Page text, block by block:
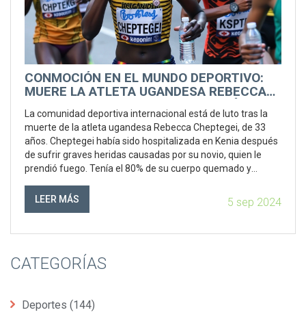
CONMOCIÓN EN EL MUNDO DEPORTIVO:
MUERE LA ATLETA UGANDESA REBECCA
La comunidad deportiva internacional está de luto tras la
muerte de la atleta ugandesa Rebecca Cheptegei, de 33
años. Cheptegei había sido hospitalizada en Kenia después
de sufrir graves heridas causadas por su novio, quien le
prendió fuego. Tenía el 80% de su cuerpo quemado y
conmocionado al mundo del deporte.
LEER MÁS 5 sep 2024
CATEGORÍAS
Deportes (144)